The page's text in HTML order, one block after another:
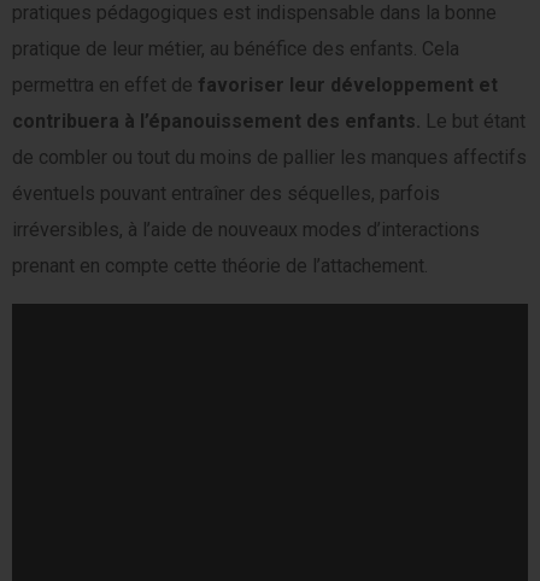
pratiques pédagogiques est indispensable dans la bonne
pratique de leur métier, au bénéfice des enfants. Cela
permettra en effet de favoriser leur développement et
contribuera à l’épanouissement des enfants. Le but étant
de combler ou tout du moins de pallier les manques affectifs
éventuels pouvant entraîner des séquelles, parfois
irréversibles, à l’aide de nouveaux modes d’interactions
prenant en compte cette théorie de l’attachement.